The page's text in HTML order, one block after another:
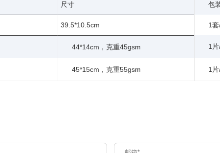
尺寸 包
39.5*10.5cm 1
44*14cm，克重45gsm 1
45*15cm，克重55gsm 1